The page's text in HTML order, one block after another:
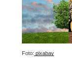
Foto: pixabay